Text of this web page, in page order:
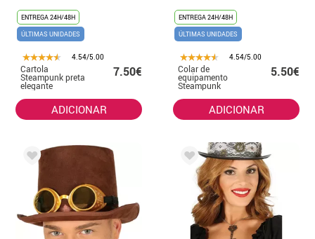
ENTREGA 24H/48H
ÚLTIMAS UNIDADES
4.54/5.00
Cartola
Steampunk preta
elegante
7.50€
ADICIONAR
ENTREGA 24H/48H
ÚLTIMAS UNIDADES
4.54/5.00
Colar de
equipamento
Steampunk
5.50€
ADICIONAR